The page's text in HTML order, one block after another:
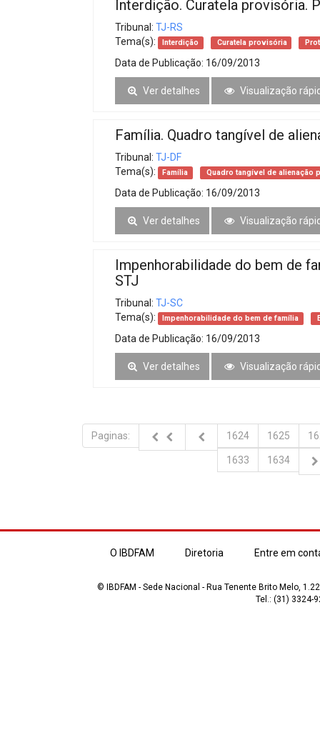
Interdição. Curatela provisória.
Tribunal: TJ-RS
Tema(s):
Interdição Curatela provisória
Data de Publicação: 16/09/2013
Ver detalhes Visualização
Família. Quadro tangível de
Tribunal: TJ-DF
Tema(s):
Família Quadro tangível de alienação
Data de Publicação: 16/09/2013
Ver detalhes Visualização
Impenhorabilidade do bem de
STJ
Tribunal: TJ-SC
Tema(s):
Impenhorabilidade do bem de família
Data de Publicação: 16/09/2013
Ver detalhes Visualização
Paginas: 1624 1625
1633 1634
O IBDFAM Diretoria Entre em
© IBDFAM - Sede Nacional - Rua Tenente Brito Melo,
Tel.: (31) 3324-